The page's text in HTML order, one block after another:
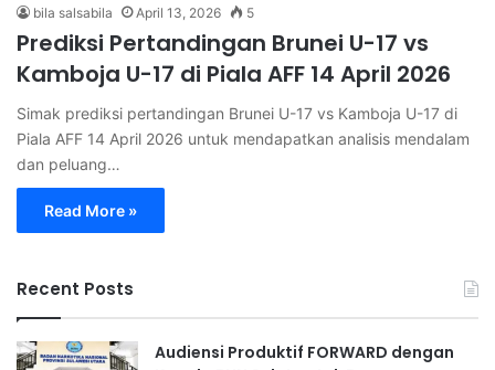
bila salsabila April 13, 2026 5
Prediksi Pertandingan Brunei U-17 vs
Kamboja U-17 di Piala AFF 14 April 2026
Simak prediksi pertandingan Brunei U-17 vs Kamboja U-17 di
Piala AFF 14 April 2026 untuk mendapatkan analisis mendalam
dan peluang…
Read More »
Recent Posts
Audiensi Produktif FORWARD dengan